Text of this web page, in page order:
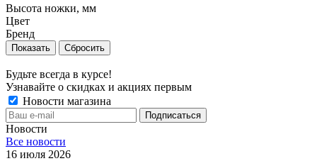
Высота ножки, мм
Цвет
Бренд
Сбросить
Будьте всегда в курсе!
Узнавайте о скидках и акциях первым
Новости магазина
Новости
Все новости
16 июля 2026